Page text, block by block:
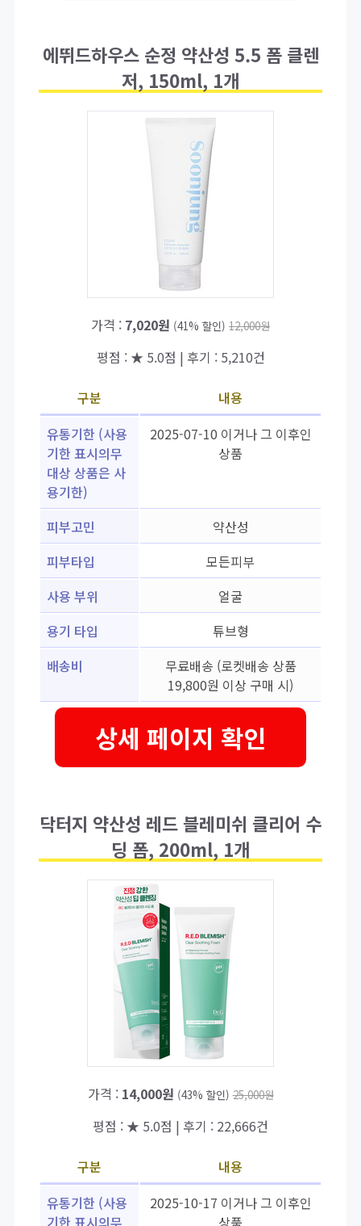
에뛰드하우스 순정 약산성 5.5 폼 클렌
저, 150ml, 1개
가격 : 7,020원 (41% 할인) 12,000원
평점 : ★ 5.0점 | 후기 : 5,210건
구분
내용
유통기한 (사용
기한 표시의무
대상 상품은 사
용기한)
2025-07-10 이거나 그 이후인
상품
피부고민
약산성
피부타입
모든피부
사용 부위
얼굴
용기 타입
튜브형
배송비
무료배송 (로켓배송 상품
19,800원 이상 구매 시)
상세 페이지 확인
닥터지 약산성 레드 블레미쉬 클리어 수
딩 폼, 200ml, 1개
가격 : 14,000원 (43% 할인) 25,000원
평점 : ★ 5.0점 | 후기 : 22,666건
구분
내용
유통기한 (사용
2025-10-17 이거나 그 이후인